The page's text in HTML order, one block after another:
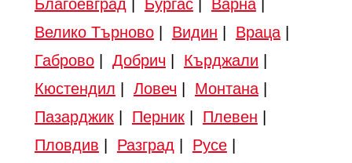
Благоевград Бургас| Варна|
Велико Търново| Видин Враца|
Габрово| Добрич Кърджали
Кюстендил
Ловеч Монтана|
Пазарджик| Перник| Плевен
Пловдив
Разград Русе|